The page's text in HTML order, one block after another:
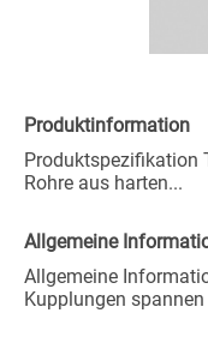
Produktinformation
Produktspezifikation
Rohre aus harten...
Allgemeine
Allgemeine
Kupplungen spannen